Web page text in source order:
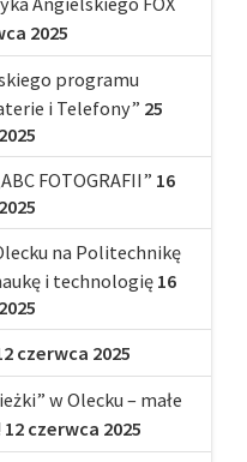
2025
programu
i Telefony” 25
FOTOGRAFII” 16
na Politechnikę
i technologię 16
czerwca 2025
w Olecku – małe
12 czerwca 2025